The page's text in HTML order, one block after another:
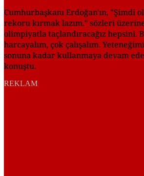
Cumhurbaşkanı Erdoğan'ın, "Şimdi
rekoru kırmak lazım." sözleri
olimpiyatla taçlandıracağız hepsini.
harcayalım, çok çalışalım.
sonuna kadar kullanmaya devam
konuştu.
REKLAM